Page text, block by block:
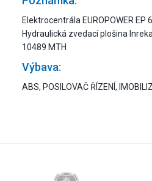
Elektrocentrála EUROPOWER EP
Hydraulická zvedací plošina
10489 MTH
Výbava:
ABS, POSILOVAČ ŘÍZENÍ,